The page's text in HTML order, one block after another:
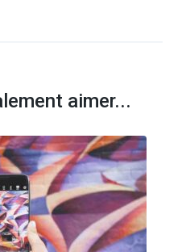
aimer...